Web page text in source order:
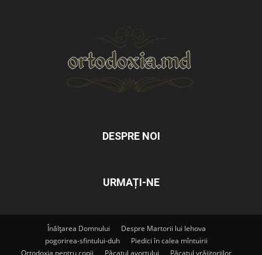
DESPRE NOI
URMAȚI-NE
Înălțarea Domnului
Despre Martorii lui Iehova
pogorirea-sfintului-duh
Piedici în calea mîntuirii